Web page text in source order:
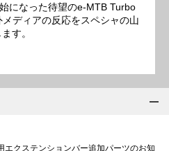
になった待望のe-MTB Turbo
ディアの反応をスペシャの山
す。
エクステンションバー追加パーツのお知